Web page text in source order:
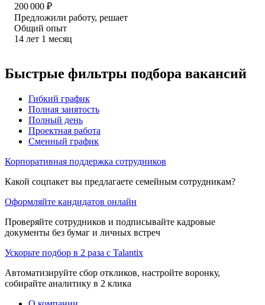
200 000 ₽
Предложили работу, решает
Общий опыт
14 лет 1 месяц
Быстрые фильтры подбора вакансий
Гибкий график
Полная занятость
Полный день
Проектная работа
Сменный график
Корпоративная поддержка сотрудников
Какой соцпакет вы предлагаете семейным сотрудникам?
Оформляйте кандидатов онлайн
Проверяйте сотрудников и подписывайте кадровые
документы без бумаг и личных встреч
Ускорьте подбор в 2 раза с Talantix
Автоматизируйте сбор откликов, настройте воронку,
собирайте аналитику в 2 клика